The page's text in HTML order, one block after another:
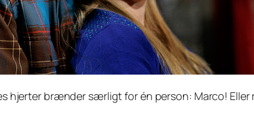
hjerter brænder særligt for én person: Marco!